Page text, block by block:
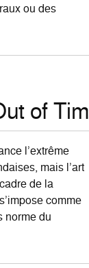
ou des
of
l’extrême
mais l’art
de la
comme
norme du